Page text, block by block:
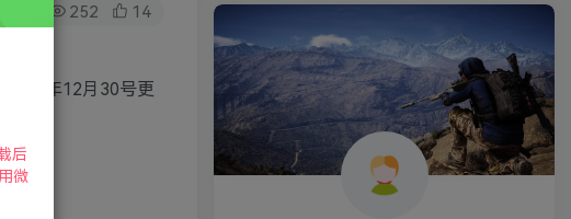
252 14
年12月30号更
后
微